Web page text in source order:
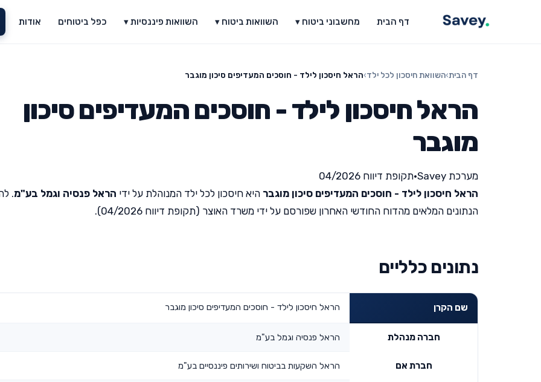
דף הבית מחשבוני ביטוח ▾ השוואות ביטוח ▾ השוואות פיננסיות ▾ כפל ביטוחים אודות
דף הבית›השוואת חיסכון לכל ילד›הראל חיסכון לילד - חוסכים המעדיפים סיכון מוגבר
הראל חיסכון לילד - חוסכים המעדיפים סיכון
מוגבר
מערכת Savey •תקופת דיווח 04/2026
הראל חיסכון לילד - חוסכים המעדיפים סיכון מוגבר היא חיסכון לכל ילד המנוהלת על ידי הראל פנסיה וגמל בע"מ.
הנתונים המלאים מהדוח החודשי האחרון שפורסם על ידי משרד האוצר (תקופת דיווח 04/2026).
נתונים כלליים
שם הקרן הראל חיסכון לילד - חוסכים המעדיפים סיכון מוגבר
חברה מנהלת הראל פנסיה וגמל בע"מ
חברת אם הראל השקעות בביטוח ושירותים פיננסיים בע"מ